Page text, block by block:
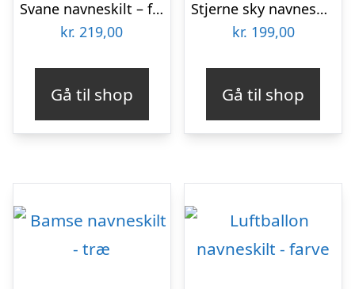
Svane navneskilt – farve
kr. 219,00
Gå til shop
Stjerne sky navneskilt – træ
kr. 199,00
Gå til shop